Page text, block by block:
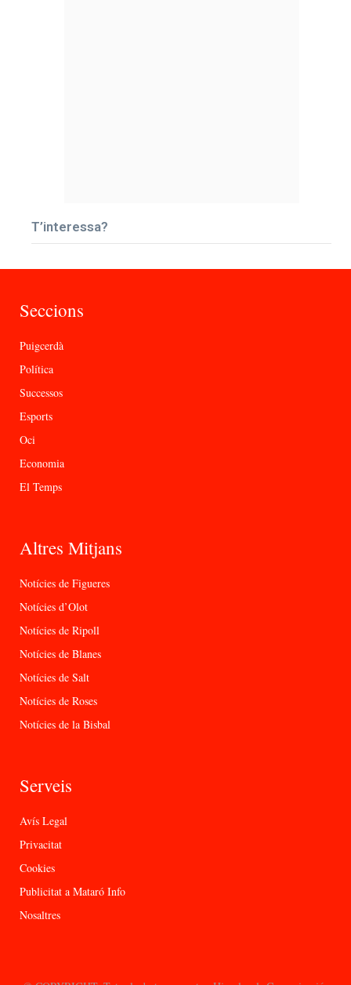
T’interessa?
Seccions
Puigcerdà
Política
Successos
Esports
Oci
Economia
El Temps
Altres Mitjans
Notícies de Figueres
Notícies d’Olot
Notícies de Ripoll
Notícies de Blanes
Notícies de Salt
Notícies de Roses
Notícies de la Bisbal
Serveis
Avís Legal
Privacitat
Cookies
Publicitat a Mataró Info
Nosaltres